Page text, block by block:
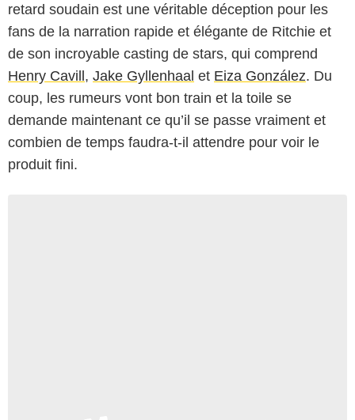
retard soudain est une véritable déception pour les
fans de la narration rapide et élégante de Ritchie et
de son incroyable casting de stars, qui comprend
Henry Cavill, Jake Gyllenhaal et Eiza González. Du
coup, les rumeurs vont bon train et la toile se
demande maintenant ce qu’il se passe vraiment et
combien de temps faudra-t-il attendre pour voir le
produit fini.